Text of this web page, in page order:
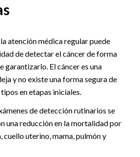
atención médica regular puede
de detectar el cáncer de forma
garantizarlo. El cáncer es una
y no existe una forma segura de
en etapas iniciales.
de detección rutinarios se
una reducción en la mortalidad por
cuello uterino, mama, pulmón y